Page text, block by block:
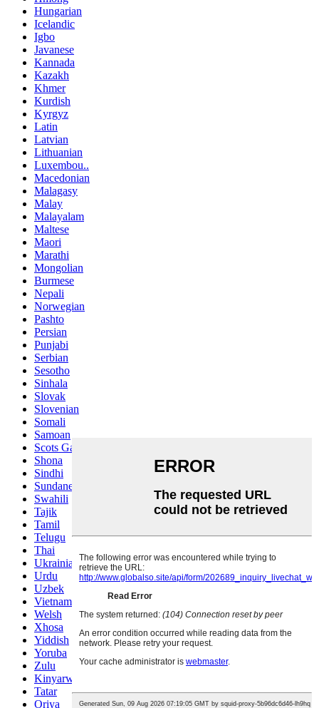
Hungarian
Icelandic
Igbo
Javanese
Kannada
Kazakh
Khmer
Kurdish
Kyrgyz
Latin
Latvian
Lithuanian
Luxembou..
Macedonian
Malagasy
Malay
Malayalam
Maltese
Maori
Marathi
Mongolian
Burmese
Nepali
Norwegian
Pashto
Persian
Punjabi
Serbian
Sesotho
Sinhala
Slovak
Slovenian
Somali
Samoan
Scots Gaelic
Shona
Sindhi
Sundanese
Swahili
Tajik
Tamil
Telugu
Thai
Ukrainian
Urdu
Uzbek
Vietnamese
Welsh
Xhosa
Yiddish
Yoruba
Zulu
Kinyarwanda
Tatar
Oriya